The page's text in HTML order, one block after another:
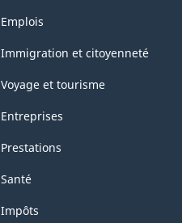
la
Thèmes
sujets
Emplois
Immigration et citoyenneté
Voyage et tourisme
Entreprises
Prestations
Santé
Impôts